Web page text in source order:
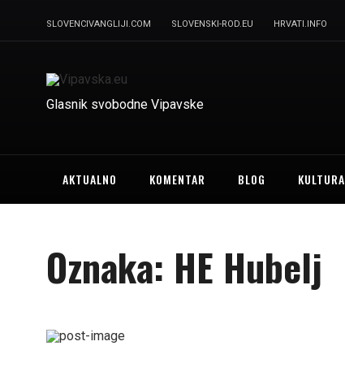
SLOVENCIVANGLIJI.COM SLOVENSKI-ROD.EU HRVATI.INFO
Glasnik svobodne Vipavske
AKTUALNO KOMENTAR BLOG KULTURA
Oznaka: HE Hubelj